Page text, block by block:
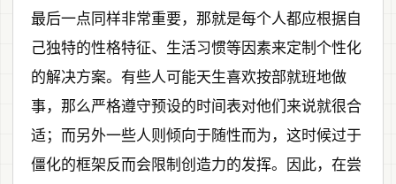
最后一点同样非常重要，那就是每个人都应根据自
己独特的性格特征、生活习惯等因素来定制个性化
的解决方案。有些人可能天生喜欢按部就班地做
事，那么严格遵守预设的时间表对他们来说就很合
适；而另外一些人则倾向于随性而为，这时候过于
僵化的框架反而会限制创造力的发挥。因此，在尝